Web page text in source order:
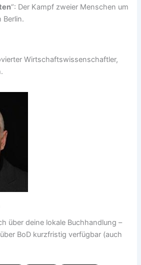
“: Der Kampf zweier Menschen um
Berlin.
Wirtschaftswissenschaftler,
über deine lokale Buchhandlung –
BoD kurzfristig verfügbar (auch